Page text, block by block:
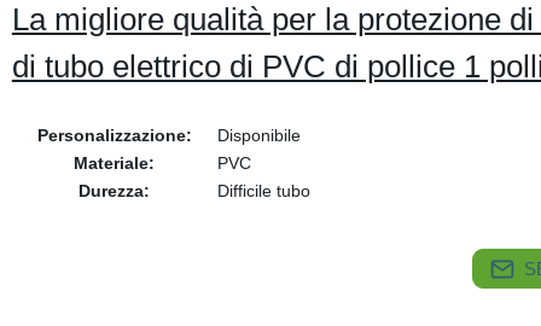
La migliore qualità per la protezione
di tubo elettrico di PVC di pollice 1
Personalizzazione:
Disponibile
Materiale:
PVC
Durezza:
Difficile tubo